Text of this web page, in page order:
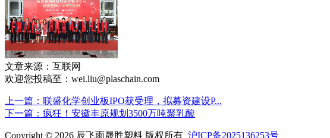
文章来源：互联网
欢迎您投稿至：wei.liu@plaschain.com
上一篇：联盛化学创业板IPO获受理，拟募资建设P...
下一篇：疯狂！安徽丰原规划3500万吨聚乳酸
Copyright © 2026 辰飞雨晟胜塑料 版权所有 沪ICP备2025136253号